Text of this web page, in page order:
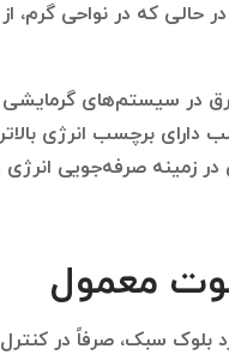
حالی که در نواحی گرم،
در سیستم‌های
دارای برچسب انرژی
زمینه صرفه‌جویی انرژی
معمول
بلوک سبک، صرفاً در